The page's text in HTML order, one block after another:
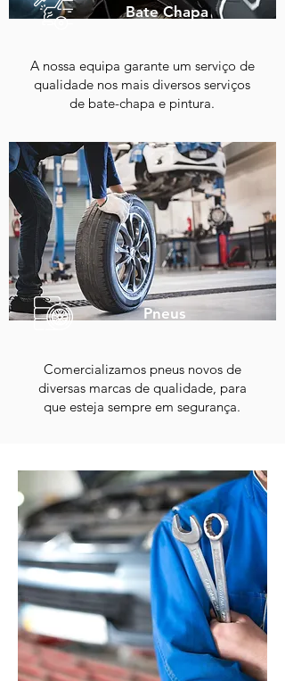
Bate Chapa
A nossa equipa garante um serviço de
qualidade nos mais diversos serviços
de bate-chapa e pintura.
Pneus
Comercializamos pneus novos de
diversas marcas de qualidade, para
que esteja sempre em segurança.